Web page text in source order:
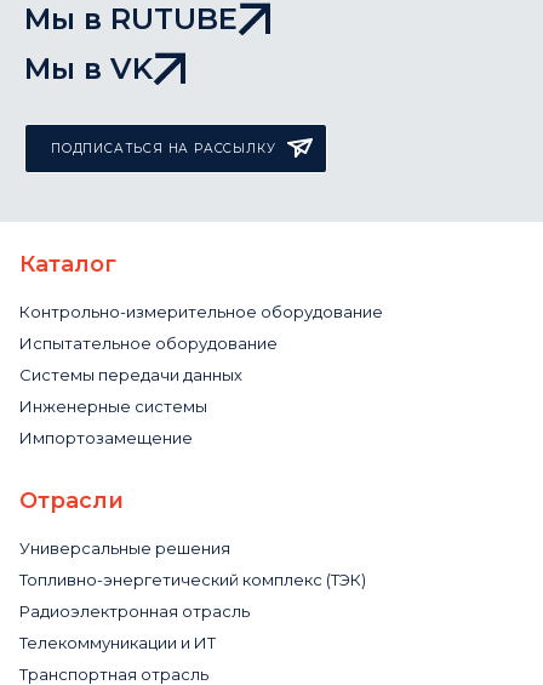
Мы в RUTUBE
Мы в VK
ПОДПИСАТЬСЯ НА РАССЫЛКУ
Каталог
Контрольно-измерительное оборудование
Испытательное оборудование
Системы передачи данных
Инженерные системы
Импортозамещение
Отрасли
Универсальные решения
Топливно-энергетический комплекс (ТЭК)
Радиоэлектронная отрасль
Телекоммуникации и ИТ
Транспортная отрасль